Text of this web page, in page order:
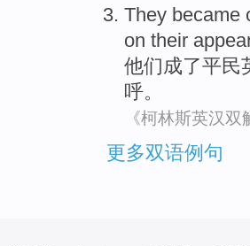
They became
on their
他们成了平民
呼。
《柯林斯英汉双
更多双语例句